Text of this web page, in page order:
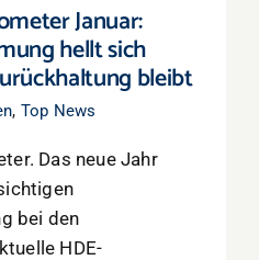
Januar:
hellt sich
bleibt
, Top News
Das neue Jahr
bei den
HDE-